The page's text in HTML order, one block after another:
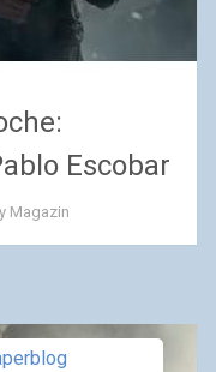
Escobar
Magazin